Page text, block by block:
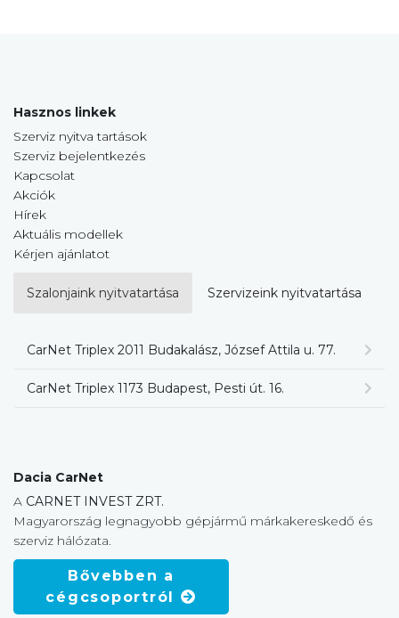
Hasznos linkek
Szerviz nyitva tartások
Szerviz bejelentkezés
Kapcsolat
Akciók
Hírek
Aktuális modellek
Kérjen ajánlatot
Szalonjaink nyitvatartása Szervizeink nyitvatartása
CarNet Triplex 2011 Budakalász, József Attila u. 77.
CarNet Triplex 1173 Budapest, Pesti út. 16.
Dacia CarNet
A CARNET INVEST ZRT.
Magyarország legnagyobb gépjármű márkakereskedő és
szerviz hálózata.
Bővebben a
cégcsoportról